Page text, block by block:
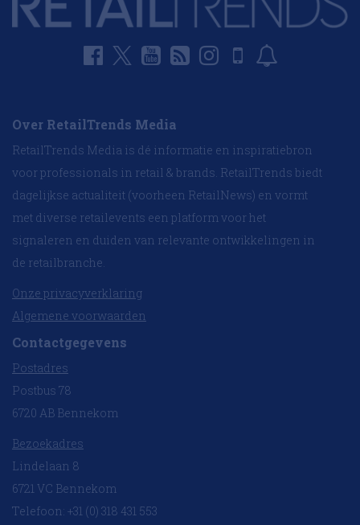
Over RetailTrends Media
RetailTrends Media is dé informatie en inspiratiebron
voor professionals in retail & brands. RetailTrends biedt
dagelijkse actualiteit (voorheen RetailNews) en vormt
met diverse retailevents een platform voor het
signaleren en duiden van relevante ontwikkelingen in
de retailbranche.
Onze privacyverklaring
Algemene voorwaarden
Contactgegevens
Postadres
Postbus 78
6720 AB Bennekom
Bezoekadres
Lindelaan 8
6721 VC Bennekom
Telefoon: +31 (0) 318 431 553